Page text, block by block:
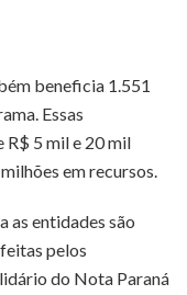
beneficia 1.551
Essas
R$ 5 mil e 20 mil
em recursos.
as entidades são
pelos
do Nota Paraná